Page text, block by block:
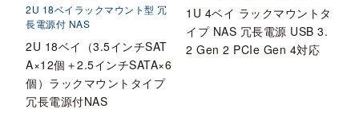
2U 18ベイラックマウント型 冗
長電源付 NAS
2U 18ベイ（3.5インチSAT
A×12個＋2.5インチSATA×6
個）ラックマウントタイプ
冗長電源付NAS
1U 4ベイ ラックマウントタ
イプ NAS 冗長電源 USB 3.
2 Gen 2 PCIe Gen 4対応